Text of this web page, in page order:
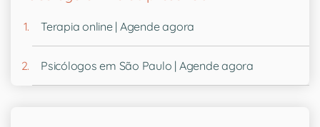
Terapia online | Agende agora
Psicólogos em São Paulo | Agende agora